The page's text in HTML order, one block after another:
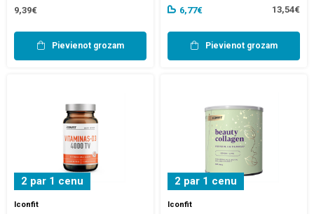
9,39€
Pievienot grozam
6,77€
13,54€
Pievienot grozam
2 par 1 cenu
Iconfit
2 par 1 cenu
Iconfit